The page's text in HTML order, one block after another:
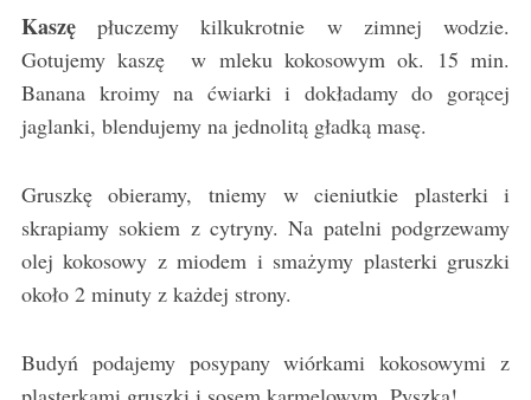
Kaszępłuczemy kilkukrotnie w zimnej wodzie.
Gotujemy kaszę w mleku kokosowym ok. 15 min.
Banana kroimy na ćwiarki i dokładamy do gorącej
jaglanki, blendujemy na jednolitą gładką masę.
Gruszkę obieramy, tniemy w cieniutkie plasterki i
skrapiamy sokiem z cytryny. Na patelni podgrzewamy
olej kokosowy z miodem i smażymy plasterki gruszki
około 2 minuty z każdej strony.
Budyń podajemy posypany wiórkami kokosowymi z